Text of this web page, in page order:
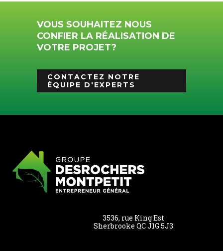
VOUS SOUHAITEZ NOUS
CONFIER LA RÉALISATION DE
VOTRE PROJET?
CONTACTEZ NOTRE
ÉQUIPE D'EXPERTS
3536, rue King Est
Sherbrooke QC J1G 5J3